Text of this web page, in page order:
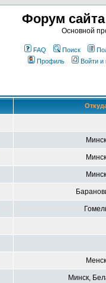
Форум
Основной
FAQ Поиск
Профиль
Войти и
Минск
Минск
Минск
Менск
Минск,